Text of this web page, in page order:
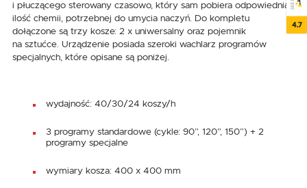
i płuczącego sterowany czasowo, który sam pobiera odpowiednią
ilość chemii, potrzebnej do umycia naczyń. Do kompletu
dołączone są trzy kosze: 2 x uniwersalny oraz pojemnik
na sztućce. Urządzenie posiada szeroki wachlarz programów
specjalnych, które opisane są poniżej.
wydajność: 40/30/24 koszy/h
3 programy standardowe (cykle: 90”, 120”, 150”) + 2
programy specjalne
wymiary kosza: 400 x 400 mm
4.7